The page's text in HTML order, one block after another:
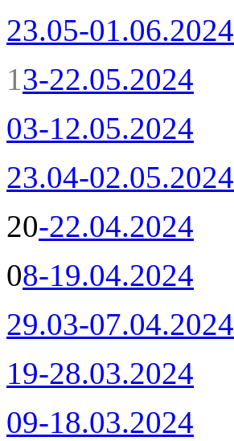
23.05-01.06.2024
13-22.05.2024
03-12.05.2024
23.04-02.05.2024
20-22.04.2024
08-19.04.2024
29.03-07.04.2024
19-28.03.2024
09-18.03.2024